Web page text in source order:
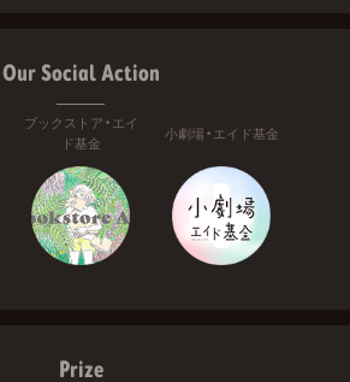
Our Social Action
ブックストア・エイ
ド基金
小劇場・エイド基金
Prize